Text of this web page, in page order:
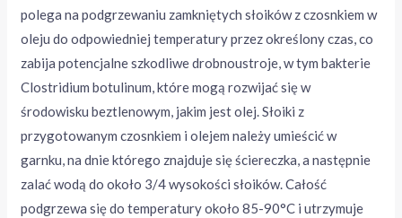
polega na podgrzewaniu zamkniętych słoików z czosnkiem w
oleju do odpowiedniej temperatury przez określony czas, co
zabija potencjalne szkodliwe drobnoustroje, w tym bakterie
Clostridium botulinum, które mogą rozwijać się w
środowisku beztlenowym, jakim jest olej. Słoiki z
przygotowanym czosnkiem i olejem należy umieścić w
garnku, na dnie którego znajduje się ściereczka, a następnie
zalać wodą do około 3/4 wysokości słoików. Całość
podgrzewa się do temperatury około 85-90°C i utrzymuje